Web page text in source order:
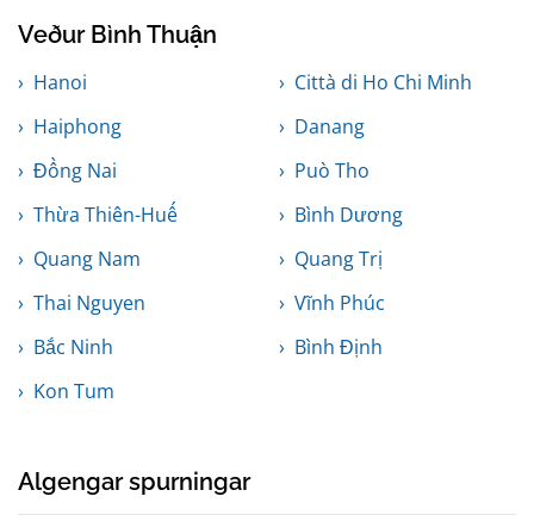
Veður Bình Thuận
Hanoi
Città di Ho Chi Minh
Haiphong
Danang
Đồng Nai
Può Tho
Thừa Thiên-Huế
Bình Dương
Quang Nam
Quang Trị
Thai Nguyen
Vĩnh Phúc
Bắc Ninh
Bình Định
Kon Tum
Algengar spurningar